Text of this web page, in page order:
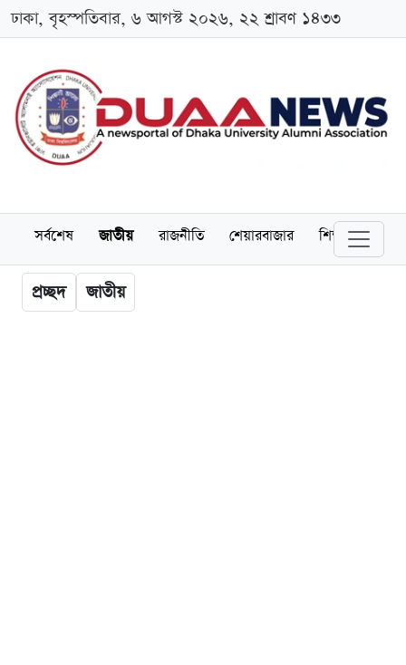
ঢাকা, বৃহস্পতিবার, ৬ আগস্ট ২০২৬, ২২ শ্রাবণ ১৪৩৩
সর্বশেষ জাতীয় রাজনীতি শেয়ারবাজার শিক্ষা
প্রচ্ছদ জাতীয়